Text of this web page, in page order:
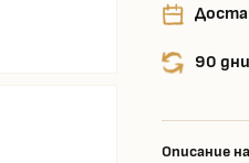
90
Описание